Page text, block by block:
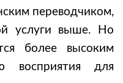
переводчиком,
услуги выше. Но
более высоким
восприятия для